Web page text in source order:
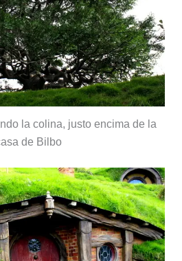
la colina, justo encima de la
de Bilbo